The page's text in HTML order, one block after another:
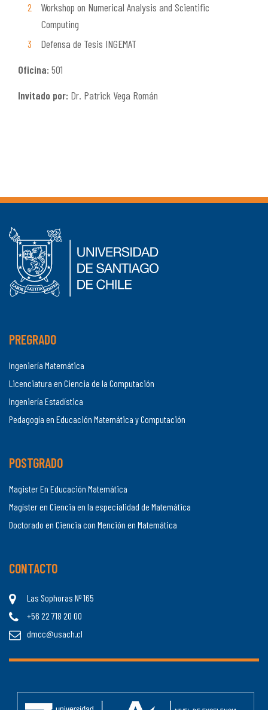
Workshop on Numerical Analysis and Scientific
Computing
Defensa de Tesis INGEMAT
Oficina: 501
Invitado por: Dr. Patrick Vega Román
PREGRADO
Ingeniería Matemática
Licenciatura en Ciencia de la Computación
Ingeniería Estadística
Pedagogía en Educación Matemática y Computación
POSTGRADO
Magister En Educación Matemática
Magíster en Ciencia en la especialidad de Matemática
Doctorado en Ciencia con Mención en Matemática
CONTACTO
Las Sophoras Nº 165
+56 22 718 20 00
dmcc@usach.cl